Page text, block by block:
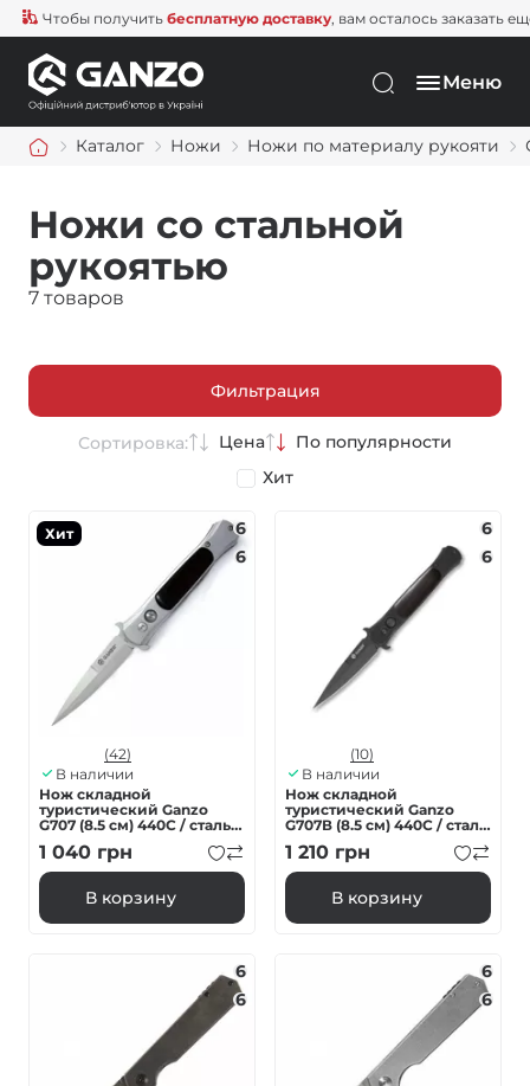
Чтобы получитьбесплатную доставку, вам осталось заказать еще
Меню
Каталог Ножи Ножи по материалу рукояти
Ножи со стальной
рукоятью
7 товаров
Фильтрация
Сортировка: Цена
По популярности
Хит
Хит
6
6
(42)
В наличии
Нож складной
туристический Ganzo
G707 (8.5 см) 440C / сталь с
деревом серый
1 040 грн
В корзину
6
6
(10)
В наличии
Нож складной
туристический Ganzo
G707В (8.5 см) 440C / сталь
с деревом черный
1 210 грн
В корзину
6
6
6
6